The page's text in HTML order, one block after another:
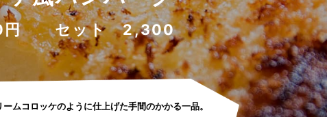
円 セット 2,300
ムコロッケのように仕上げた手間のかかる一品。